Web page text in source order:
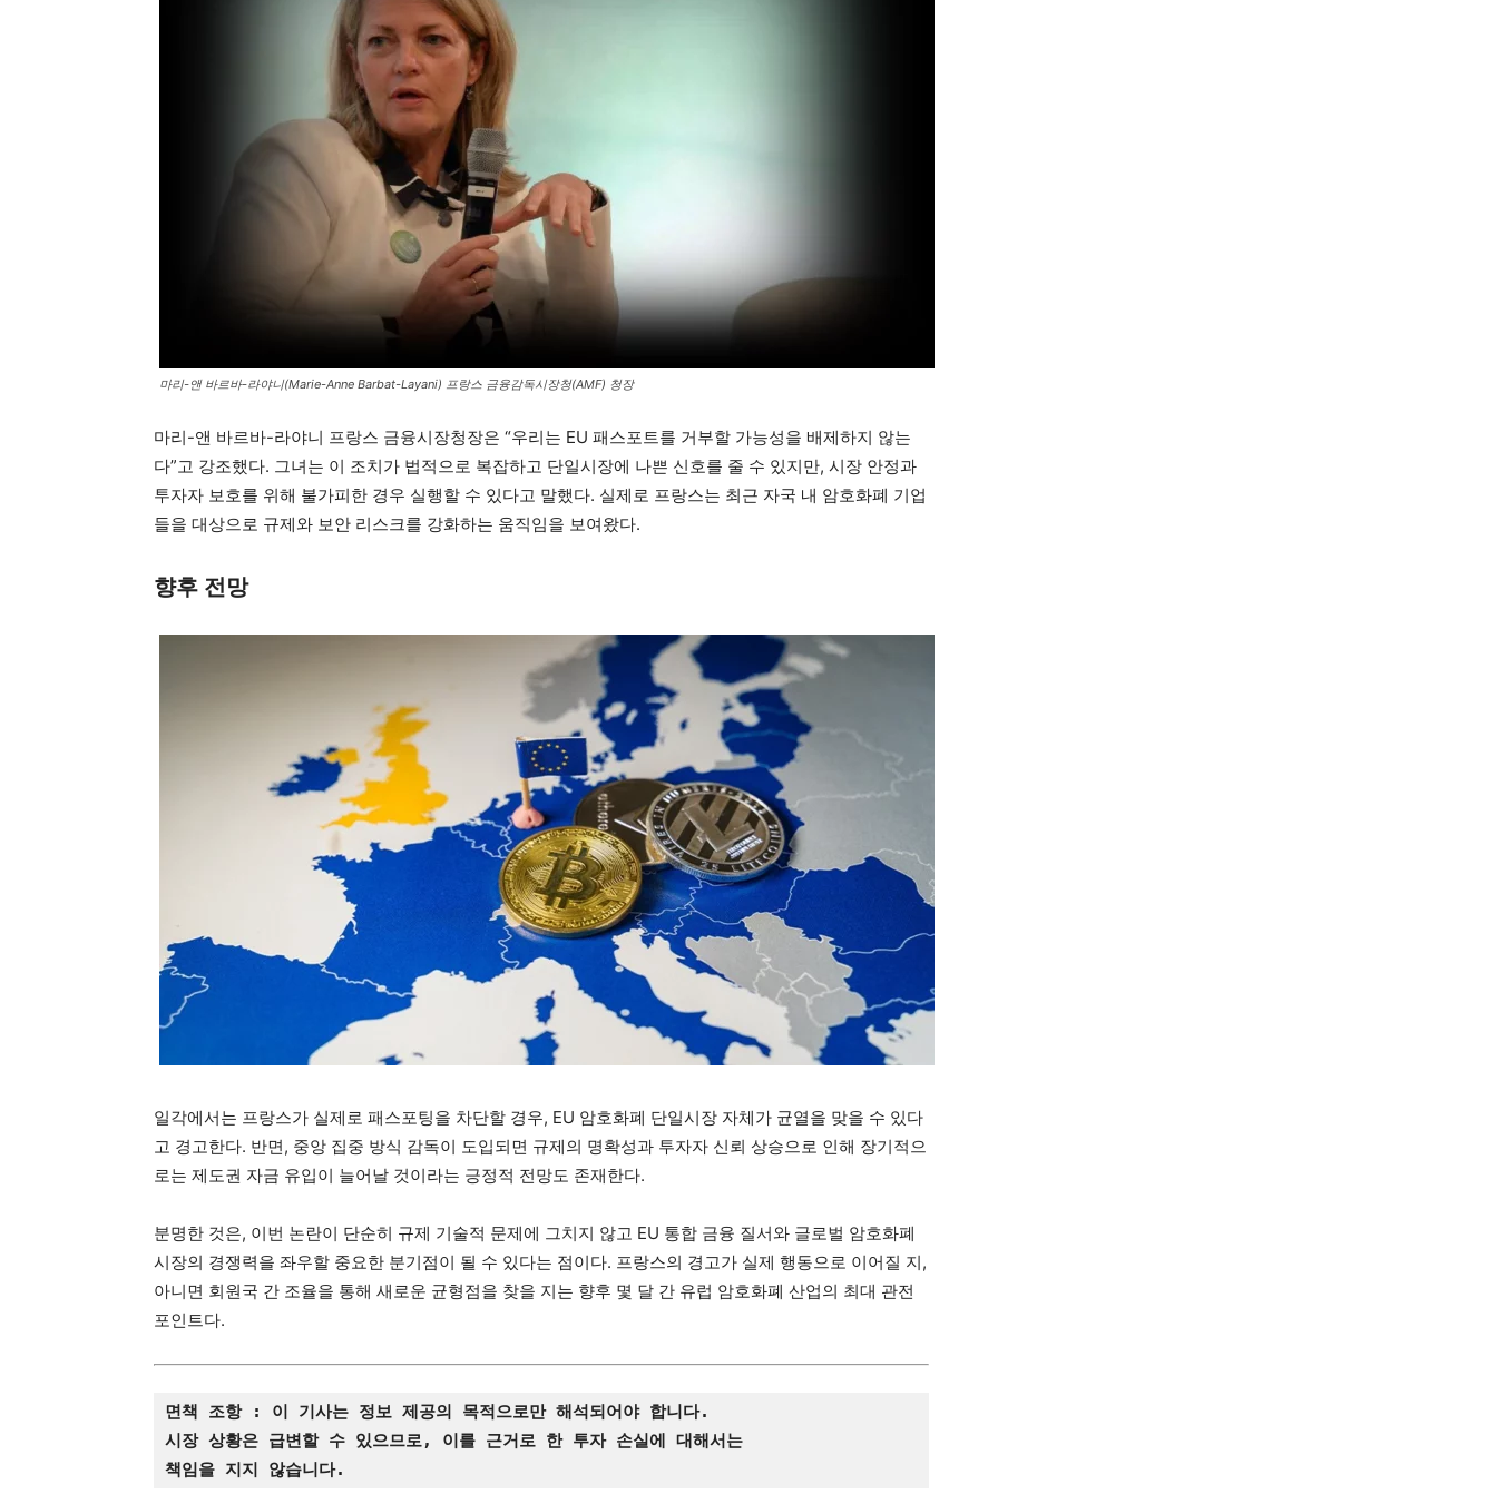
마리-앤 바르바-라야니(Marie-Anne Barbat-Layani) 프랑스 금융감독시장청(AMF) 청장
마리-앤 바르바-라야니 프랑스 금융시장청장은 “우리는 EU 패스포트를 거부할 가능성을 배제하지 않는
다”고 강조했다. 그녀는 이 조치가 법적으로 복잡하고 단일시장에 나쁜 신호를 줄 수 있지만, 시장 안정과
투자자 보호를 위해 불가피한 경우 실행할 수 있다고 말했다. 실제로 프랑스는 최근 자국 내 암호화폐 기업
들을 대상으로 규제와 보안 리스크를 강화하는 움직임을 보여왔다.
향후 전망
일각에서는 프랑스가 실제로 패스포팅을 차단할 경우, EU 암호화폐 단일시장 자체가 균열을 맞을 수 있다
고 경고한다. 반면, 중앙 집중 방식 감독이 도입되면 규제의 명확성과 투자자 신뢰 상승으로 인해 장기적으
로는 제도권 자금 유입이 늘어날 것이라는 긍정적 전망도 존재한다.
분명한 것은, 이번 논란이 단순히 규제 기술적 문제에 그치지 않고 EU 통합 금융 질서와 글로벌 암호화폐
시장의 경쟁력을 좌우할 중요한 분기점이 될 수 있다는 점이다. 프랑스의 경고가 실제 행동으로 이어질 지,
아니면 회원국 간 조율을 통해 새로운 균형점을 찾을 지는 향후 몇 달 간 유럽 암호화폐 산업의 최대 관전
포인트다.
면책 조항 : 이 기사는 정보 제공의 목적으로만 해석되어야 합니다.
시장 상황은 급변할 수 있으므로, 이를 근거로 한 투자 손실에 대해서는
책임을 지지 않습니다.